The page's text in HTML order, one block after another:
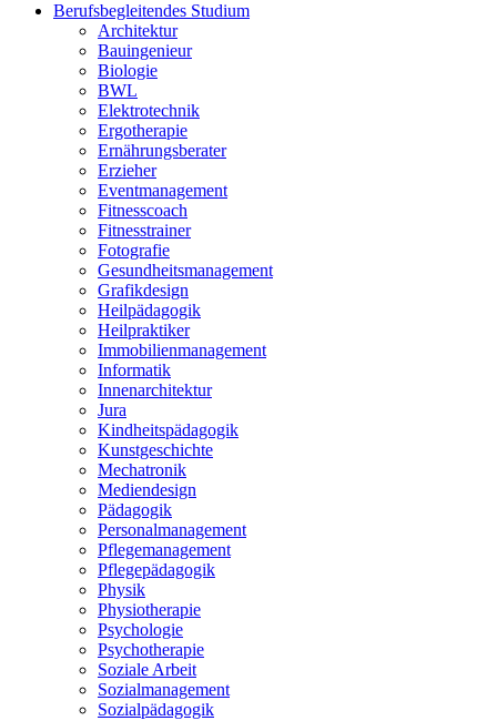
Berufsbegleitendes Studium
Architektur
Bauingenieur
Biologie
BWL
Elektrotechnik
Ergotherapie
Ernährungsberater
Erzieher
Eventmanagement
Fitnesscoach
Fitnesstrainer
Fotografie
Gesundheitsmanagement
Grafikdesign
Heilpädagogik
Heilpraktiker
Immobilienmanagement
Informatik
Innenarchitektur
Jura
Kindheitspädagogik
Kunstgeschichte
Mechatronik
Mediendesign
Pädagogik
Personalmanagement
Pflegemanagement
Pflegepädagogik
Physik
Physiotherapie
Psychologie
Psychotherapie
Soziale Arbeit
Sozialmanagement
Sozialpädagogik